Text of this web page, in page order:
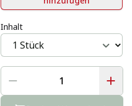
Inhalt